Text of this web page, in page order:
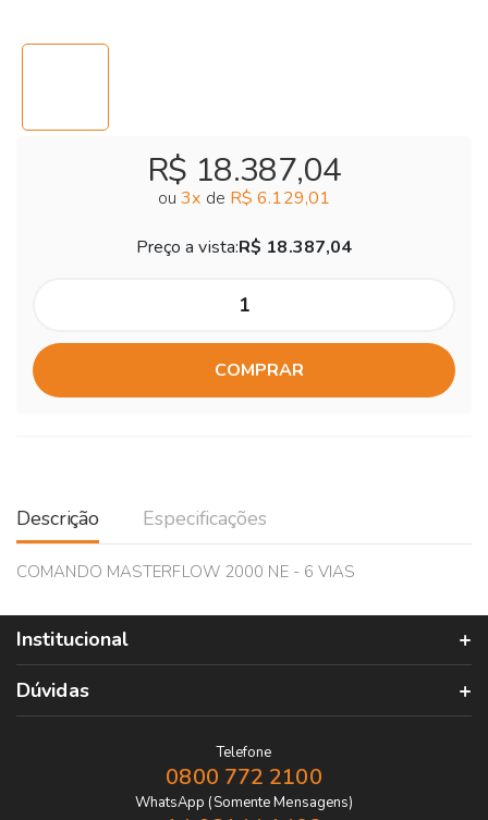
R$ 18.387,04
ou3x de R$ 6.129,01
Preço a vista:R$ 18.387,04
COMPRAR
Descrição Especificações
COMANDO MASTERFLOW 2000 NE - 6 VIAS
Institucional
Dúvidas
Telefone
0800 772 2100
WhatsApp (Somente Mensagens)